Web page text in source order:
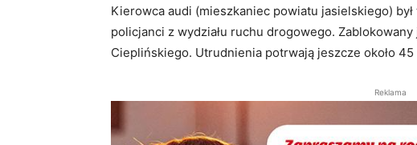
Kierowca audi (mieszkaniec powiatu jasielskiego)
policjanci z wydziału ruchu drogowego.
Cieplińskiego. Utrudnienia potrwają jeszcze około 45
Reklama